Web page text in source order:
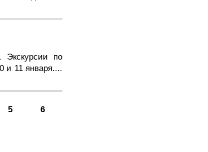
Экскурсии по
и 11 января....
5
6